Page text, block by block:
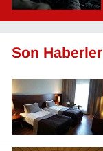
Son Haberler